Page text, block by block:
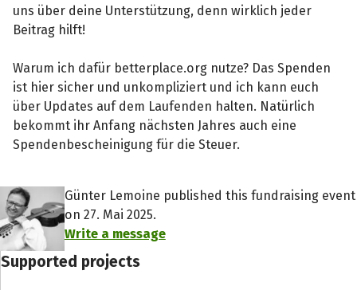
uns über deine Unterstützung, denn wirklich jeder
Beitrag hilft!
Warum ich dafür betterplace.org nutze? Das Spenden
ist hier sicher und unkompliziert und ich kann euch
über Updates auf dem Laufenden halten. Natürlich
bekommt ihr Anfang nächsten Jahres auch eine
Spendenbescheinigung für die Steuer.
Günter Lemoine published this fundraising event
on 27. Mai 2025.
Write a message
Supported projects